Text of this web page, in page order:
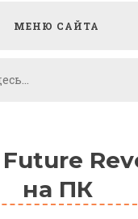
МЕНЮ САЙТА
Future
на ПК